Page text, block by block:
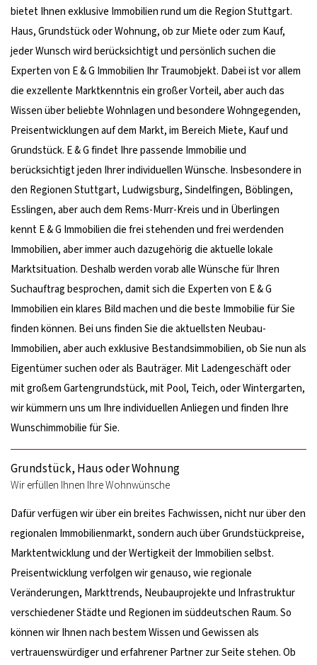
bietet Ihnen exklusive Immobilien rund um die Region Stuttgart.
Haus, Grundstück oder Wohnung, ob zur Miete oder zum Kauf,
jeder Wunsch wird berücksichtigt und persönlich suchen die
Experten von E & G Immobilien Ihr Traumobjekt. Dabei ist vor allem
die exzellente Marktkenntnis ein großer Vorteil, aber auch das
Wissen über beliebte Wohnlagen und besondere Wohngegenden,
Preisentwicklungen auf dem Markt, im Bereich Miete, Kauf und
Grundstück. E & G findet Ihre passende Immobilie und
berücksichtigt jeden Ihrer individuellen Wünsche. Insbesondere in
den Regionen Stuttgart, Ludwigsburg, Sindelfingen, Böblingen,
Esslingen, aber auch dem Rems-Murr-Kreis und in Überlingen
kennt E & G Immobilien die frei stehenden und frei werdenden
Immobilien, aber immer auch dazugehörig die aktuelle lokale
Marktsituation. Deshalb werden vorab alle Wünsche für Ihren
Suchauftrag besprochen, damit sich die Experten von E & G
Immobilien ein klares Bild machen und die beste Immobilie für Sie
finden können. Bei uns finden Sie die aktuellsten Neubau-
Immobilien, aber auch exklusive Bestandsimmobilien, ob Sie nun als
Eigentümer suchen oder als Bauträger. Mit Ladengeschäft oder
mit großem Gartengrundstück, mit Pool, Teich, oder Wintergarten,
wir kümmern uns um Ihre individuellen Anliegen und finden Ihre
Wunschimmobilie für Sie.
Grundstück, Haus oder Wohnung
Wir erfüllen Ihnen Ihre Wohnwünsche
Dafür verfügen wir über ein breites Fachwissen, nicht nur über den
regionalen Immobilienmarkt, sondern auch über Grundstückpreise,
Marktentwicklung und der Wertigkeit der Immobilien selbst.
Preisentwicklung verfolgen wir genauso, wie regionale
Veränderungen, Markttrends, Neubauprojekte und Infrastruktur
verschiedener Städte und Regionen im süddeutschen Raum. So
können wir Ihnen nach bestem Wissen und Gewissen als
vertrauenswürdiger und erfahrener Partner zur Seite stehen. Ob